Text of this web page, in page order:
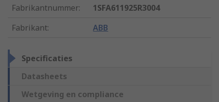
Fabrikantnummer:
1SFA611925R3004
Fabrikant: ABB
Specificaties
Datasheets
Wetgeving en compliance